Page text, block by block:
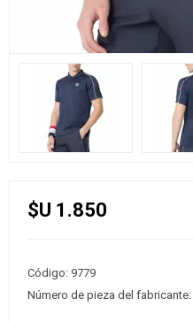
$U 1.850
Código: 9779
Número de pieza del fabricante: